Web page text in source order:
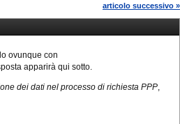
articolo successivo »
ovunque con
apparirà qui sotto.
dei dati nel processo di richiesta PPP